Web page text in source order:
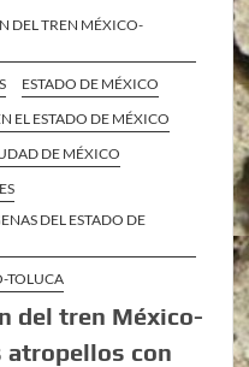
DEL TREN MÉXICO-
ESTADO DE MÉXICO
EL ESTADO DE MÉXICO
DE MÉXICO
DEL ESTADO DE
TOLUCA
del tren México-
atropellos con